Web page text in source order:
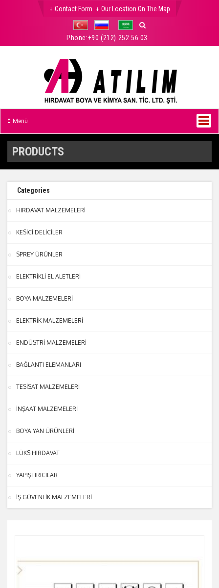
Phone:+90 (212) 252 56 03
Contact Form Our Location On The Map
Menü
PRODUCTS
Categories
HIRDAVAT MALZEMELERİ
KESİCİ DELİCİLER
SPREY ÜRÜNLER
ELEKTRİKLİ EL ALETLERİ
BOYA MALZEMELERİ
ELEKTRİK MALZEMELERİ
ENDÜSTRİ MALZEMELERİ
BAĞLANTI ELEMANLARI
TESİSAT MALZEMELERİ
İNŞAAT MALZEMELERİ
BOYA YAN ÜRÜNLERİ
LÜKS HIRDAVAT
YAPIŞTIRICILAR
İŞ GÜVENLİK MALZEMELERİ